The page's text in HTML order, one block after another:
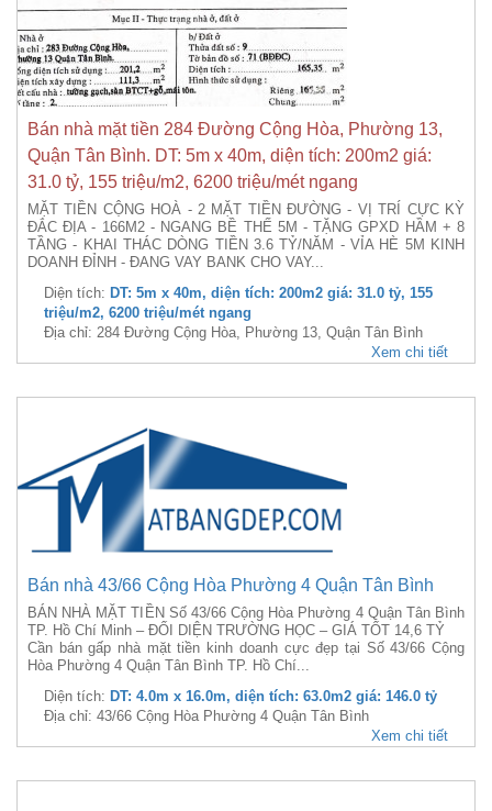
Bán nhà mặt tiền 284 Đường Cộng Hòa, Phường 13,
Quận Tân Bình. DT: 5m x 40m, diện tích: 200m2 giá:
31.0 tỷ, 155 triệu/m2, 6200 triệu/mét ngang
MẶT TIỀN CỘNG HOÀ - 2 MẶT TIỀN ĐƯỜNG - VỊ TRÍ CỰC KỲ
ĐẮC ĐỊA - 166M2 - NGANG BỀ THẾ 5M - TẶNG GPXD HẦM + 8
TẦNG - KHAI THÁC DÒNG TIỀN 3.6 TỶ/NĂM - VỈA HÈ 5M KINH
DOANH ĐỈNH - ĐANG VAY BANK CHO VAY...
Diện tích: DT: 5m x 40m, diện tích: 200m2 giá: 31.0 tỷ, 155
triệu/m2, 6200 triệu/mét ngang
Địa chỉ: 284 Đường Cộng Hòa, Phường 13, Quận Tân Bình
Xem chi tiết
Bán nhà 43/66 Cộng Hòa Phường 4 Quận Tân Bình
BÁN NHÀ MẶT TIỀN Số 43/66 Cộng Hòa Phường 4 Quận Tân Bình
TP. Hồ Chí Minh – ĐỐI DIỆN TRƯỜNG HỌC – GIÁ TỐT 14,6 TỶ
Cần bán gấp nhà mặt tiền kinh doanh cực đẹp tại Số 43/66 Cộng
Hòa Phường 4 Quận Tân Bình TP. Hồ Chí...
Diện tích: DT: 4.0m x 16.0m, diện tích: 63.0m2 giá: 146.0 tỷ
Địa chỉ: 43/66 Cộng Hòa Phường 4 Quận Tân Bình
Xem chi tiết